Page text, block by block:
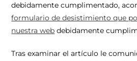
debidamente cumplimentado,
formulario de desistimiento que
nuestra web debidamente
Tras examinar el artículo le